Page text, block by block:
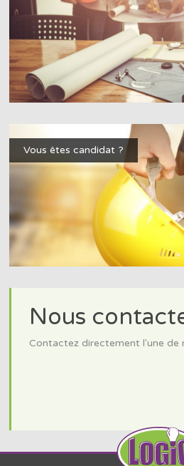
Vous êtes candidat ?
Nous
Contactez directement l'une de